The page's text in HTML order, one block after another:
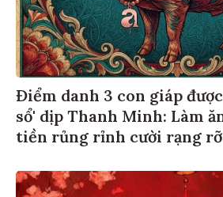
Điểm danh 3 con giáp
sổ' dịp Thanh Minh: Làm
tiền rủng rỉnh cười rạng rỡ